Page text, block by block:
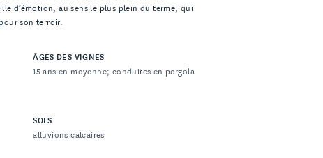
d’émotion, au sens le plus plein du terme, qui
son terroir.
ÂGES DES VIGNES
15 ans en moyenne; conduites en pergola
SOLS
alluvions calcaires